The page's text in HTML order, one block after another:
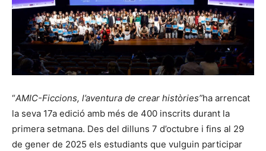
“AMIC-Ficcions, l’aventura de crear històries”ha arrencat
la seva 17a edició amb més de 400 inscrits durant la
primera setmana. Des del dilluns 7 d’octubre i fins al 29
de gener de 2025 els estudiants que vulguin participar